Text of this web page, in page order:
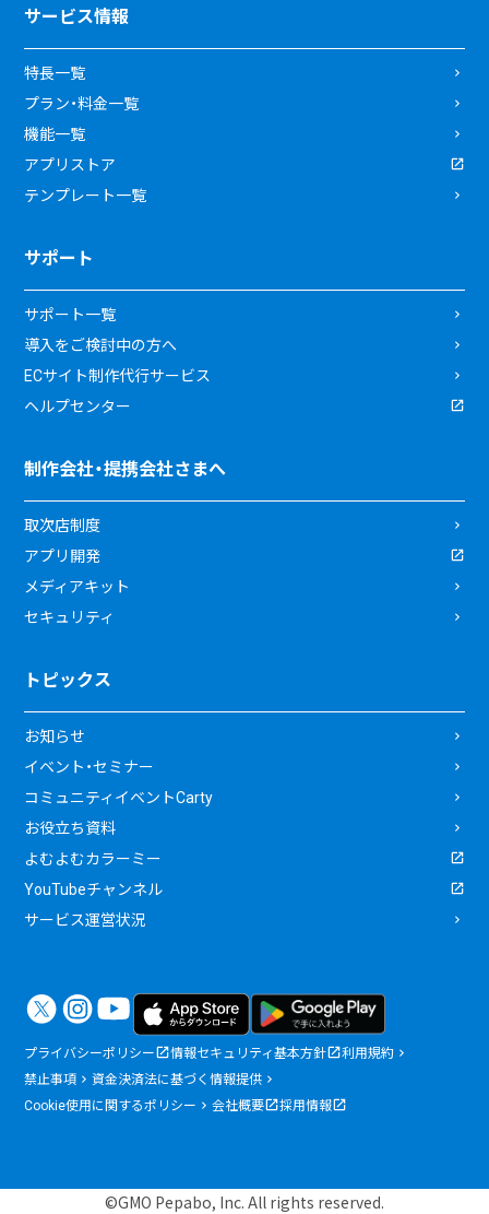
サービス情報
特長一覧
プラン・料金一覧
機能一覧
アプリストア
テンプレート一覧
サポート
サポート一覧
導入をご検討中の方へ
ECサイト制作代行サービス
ヘルプセンター
制作会社・提携会社さまへ
取次店制度
アプリ開発
メディアキット
セキュリティ
トピックス
お知らせ
イベント・セミナー
コミュニティイベントCarty
お役立ち資料
よむよむカラーミー
YouTubeチャンネル
サービス運営状況
プライバシーポリシー 情報セキュリティ基本方針
利用規約
禁止事項
資金決済法に基づく情報提供
Cookie使用に関するポリシー
会社概要 採用情報
©GMO Pepabo, Inc. All rights reserved.